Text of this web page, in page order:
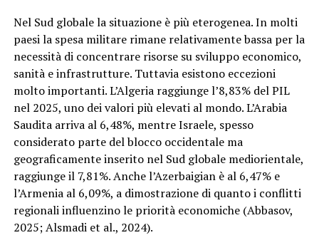
Nel Sud globale la situazione è più eterogenea. In molti
paesi la spesa militare rimane relativamente bassa per la
necessità di concentrare risorse su sviluppo economico,
sanità e infrastrutture. Tuttavia esistono eccezioni
molto importanti. L’Algeria raggiunge l’8,83% del PIL
nel 2025, uno dei valori più elevati al mondo. L’Arabia
Saudita arriva al 6,48%, mentre Israele, spesso
considerato parte del blocco occidentale ma
geograficamente inserito nel Sud globale mediorientale,
raggiunge il 7,81%. Anche l’Azerbaigian è al 6,47% e
l’Armenia al 6,09%, a dimostrazione di quanto i conflitti
regionali influenzino le priorità economiche (Abbasov,
2025; Alsmadi et al., 2024).